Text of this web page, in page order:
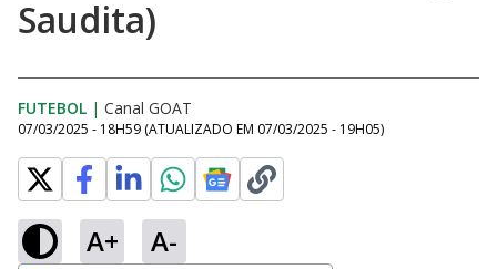
Saudita)
FUTEBOL | Canal GOAT
07/03/2025 - 18H59 (ATUALIZADO EM 07/03/2025 - 19H05)
A+ A-